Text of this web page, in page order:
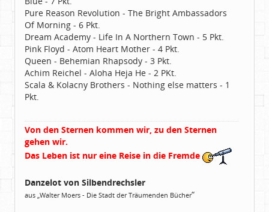
Pure Reason Revolution - The Bright Ambassadors
Of Morning - 6 Pkt.
Dream Academy - Life In A Northern Town - 5 Pkt.
Pink Floyd - Atom Heart Mother - 4 Pkt.
Queen - Behemian Rhapsody - 3 Pkt.
Achim Reichel - Aloha Heja He - 2 PKt.
Scala & Kolacny Brothers - Nothing else matters - 1
Pkt.
Von den Sternen kommen wir, zu den Sternen
gehen wir.
Das Leben ist nur eine Reise in die Fremde
Danzelot von Silbendrechsler
aus „Walter Moers - Die Stadt der Träumenden Bücher“